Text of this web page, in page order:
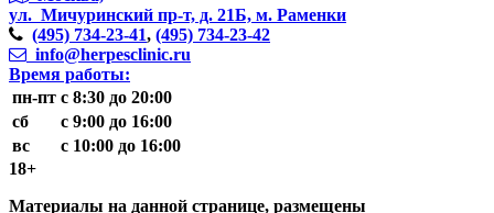
ул. Мичуринский пр-т, д. 21Б, м. Раменки
(495) 734-23-41, (495) 734-23-42
info@herpesclinic.ru
Время работы:
пн-пт с 8:30 до 20:00
сб
с 9:00 до 16:00
вс
с 10:00 до 16:00
18+
Материалы на данной странице, размещены